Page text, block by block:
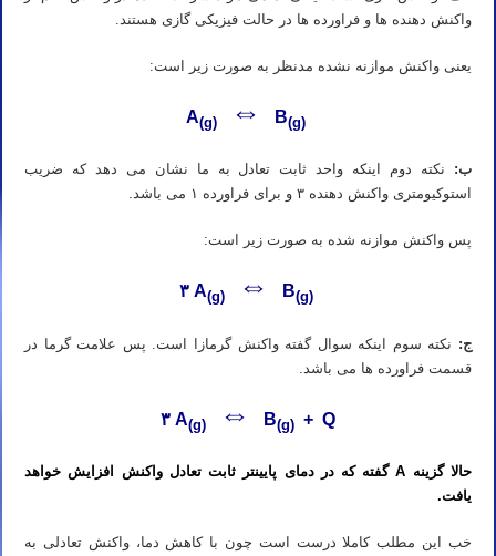
واکنش دهنده ها و فراورده ها در حالت فیزیکی گازی هستند.
یعنی واکنش موازنه نشده مدنظر به صورت زیر است:
A(g) ⇔ B(g)
ب: نکته دوم اینکه واحد ثابت تعادل به ما نشان می دهد که ضریب
استوکیومتری واکنش دهنده ۳ و برای فراورده ۱ می باشد.
پس واکنش موازنه شده به صورت زیر است:
۳ A(g) ⇔ B(g)
ج: نکته سوم اینکه سوال گفته واکنش گرمازا است. پس علامت گرما در
قسمت فراورده ها می باشد.
۳ A(g) ⇔ B(g) + Q
حالا گزینه A گفته که در دمای پایینتر ثابت تعادل واکنش افزایش خواهد
یافت.
خب این مطلب کاملا درست است چون با کاهش دما، واکنش تعادلی به